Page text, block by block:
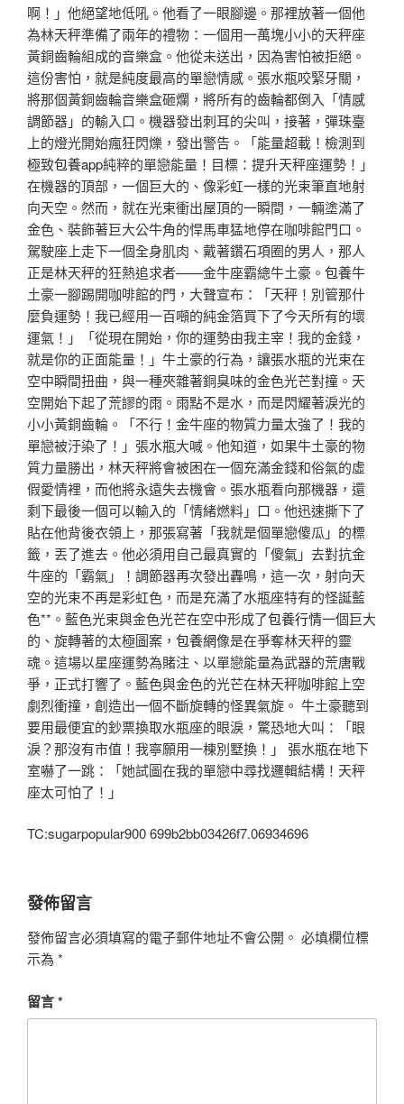
啊！」他絕望地低吼。他看了一眼腳邊。那裡放著一個他
為林天秤準備了兩年的禮物：一個用一萬塊小小的天秤座
黃銅齒輪組成的音樂盒。他從未送出，因為害怕被拒絕。
這份害怕，就是純度最高的單戀情感。張水瓶咬緊牙關，
將那個黃銅齒輪音樂盒砸爛，將所有的齒輪都倒入「情感
調節器」的輸入口。機器發出刺耳的尖叫，接著，彈珠臺
上的燈光開始瘋狂閃爍，發出警告。「能量超載！檢測到
極致包養app純粹的單戀能量！目標：提升天秤座運勢！」
在機器的頂部，一個巨大的、像彩虹一樣的光束筆直地射
向天空。然而，就在光束衝出屋頂的一瞬間，一輛塗滿了
金色、裝飾著巨大公牛角的悍馬車猛地停在咖啡館門口。
駕駛座上走下一個全身肌肉、戴著鑽石項圈的男人，那人
正是林天秤的狂熱追求者——金牛座霸總牛土豪。 包養牛
土豪一腳踢開咖啡館的門，大聲宣布：「天秤！別管那什
麼負運勢！我已經用一百噸的純金箔買下了今天所有的壞
運氣！」「從現在開始，你的運勢由我主宰！我的金錢，
就是你的正面能量！」牛土豪的行為，讓張水瓶的光束在
空中瞬間扭曲，與一種夾雜著銅臭味的金色光芒對撞。天
空開始下起了荒謬的雨。雨點不是水，而是閃耀著淚光的
小小黃銅齒輪。「不行！金牛座的物質力量太強了！我的
單戀被汙染了！」張水瓶大喊。他知道，如果牛土豪的物
質力量勝出，林天秤將會被困在一個充滿金錢和俗氣的虛
假愛情裡，而他將永遠失去機會。張水瓶看向那機器，還
剩下最後一個可以輸入的「情緒燃料」口。他迅速撕下了
貼在他背後衣領上，那張寫著「我就是個單戀傻瓜」的標
籤，丟了進去。他必須用自己最真實的「傻氣」去對抗金
牛座的「霸氣」！調節器再次發出轟鳴，這一次，射向天
空的光束不再是彩虹色，而是充滿了水瓶座特有的怪誕藍
色**。藍色光束與金色光芒在空中形成了包養行情一個巨大
的、旋轉著的太極圖案， 包養網像是在爭奪林天秤的靈
魂。這場以星座運勢為賭注、以單戀能量為武器的荒唐戰
爭，正式打響了。藍色與金色的光芒在林天秤咖啡館上空
劇烈衝撞，創造出一個不斷旋轉的怪異氣旋。 牛土豪聽到
要用最便宜的鈔票換取水瓶座的眼淚，驚恐地大叫：「眼
淚？那沒有市值！我寧願用一棟別墅換！」 張水瓶在地下
室嚇了一跳：「她試圖在我的單戀中尋找邏輯結構！天秤
座太可怕了！」
TC:sugarpopular900 699b2bb03426f7.06934696
發佈留言
發佈留言必須填寫的電子郵件地址不會公開。 必填欄位標
示為 *
留言*